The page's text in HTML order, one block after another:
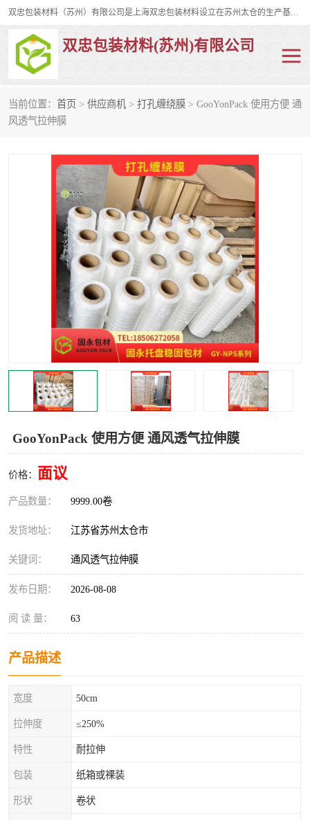
双忠包装材料（苏州）有限公司是上海双忠包装材料设立在苏州太仓的生产基地，占地约2万平米，产品主要有打孔缠绕膜，拉伸蜂窝纸，集装箱充气袋，滑托板，打包带，裹包网兜，防滑纸等箱体和托盘的运输和保护性包材。固永包材®，GooYon Pack®，是我们保护性包装材料的专属品牌。
双忠包装材料(苏州)有限公司
当前位置： 首页 > 供应商机 > 打孔缠绕膜 > GooYonPack 使用方便 通
风透气拉伸膜
GooYonPack 使用方便 通风透气拉伸膜
价格： 面议
产品数量： 9999.00卷
发货地址： 江苏省苏州太仓市
关键词： 通风透气拉伸膜
发布日期： 2026-08-08
阅 读 量： 63
产品描述
宽度 50cm
拉伸度 ≤250%
特性 耐拉伸
包装 纸箱或裸装
形状 卷状
打孔缠绕膜
裹包网兜 纤维打包带
充气袋
缠绕膜
托盘裹包网兜
托盘捆绑带